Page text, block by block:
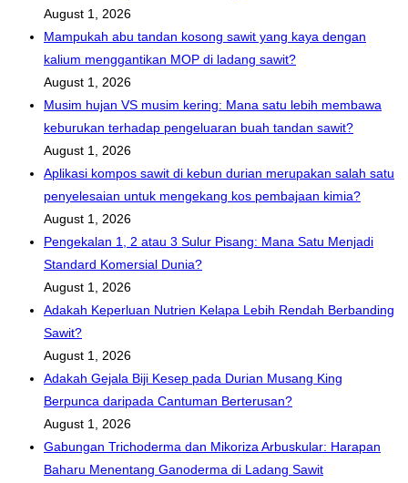
August 1, 2026
Mampukah abu tandan kosong sawit yang kaya dengan
kalium menggantikan MOP di ladang sawit?
August 1, 2026
Musim hujan VS musim kering: Mana satu lebih membawa
keburukan terhadap pengeluaran buah tandan sawit?
August 1, 2026
Aplikasi kompos sawit di kebun durian merupakan salah satu
penyelesaian untuk mengekang kos pembajaan kimia?
August 1, 2026
Pengekalan 1, 2 atau 3 Sulur Pisang: Mana Satu Menjadi
Standard Komersial Dunia?
August 1, 2026
Adakah Keperluan Nutrien Kelapa Lebih Rendah Berbanding
Sawit?
August 1, 2026
Adakah Gejala Biji Kesep pada Durian Musang King
Berpunca daripada Cantuman Berterusan?
August 1, 2026
Gabungan Trichoderma dan Mikoriza Arbuskular: Harapan
Baharu Menentang Ganoderma di Ladang Sawit